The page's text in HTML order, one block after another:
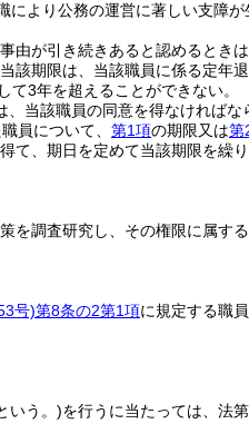
より公務の運営に著しい支障が
由が引き続きあると認めるとき
該期限は、当該職員に係る定年
て3年を超えることができない。
当該職員の同意を得なければな
員について、 第1項の期限又は第
て、期日を定めて当該期限を繰
を調査研究し、その権限に属す
号)第8条の2第1項に規定する職
いう。)を行うに当たっては、法